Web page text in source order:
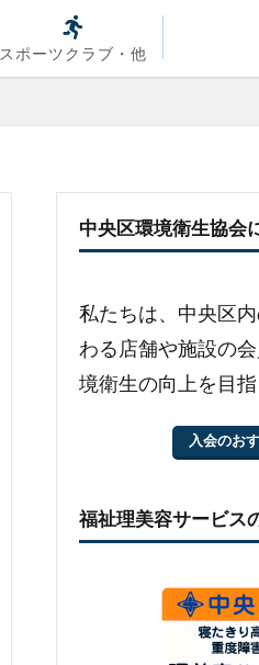
スポーツクラブ・他
中央区環境衛生協会
私たちは、中央区
わる店舗や施設の
境衛生の向上を目指
入会のお
福祉理美容サービス